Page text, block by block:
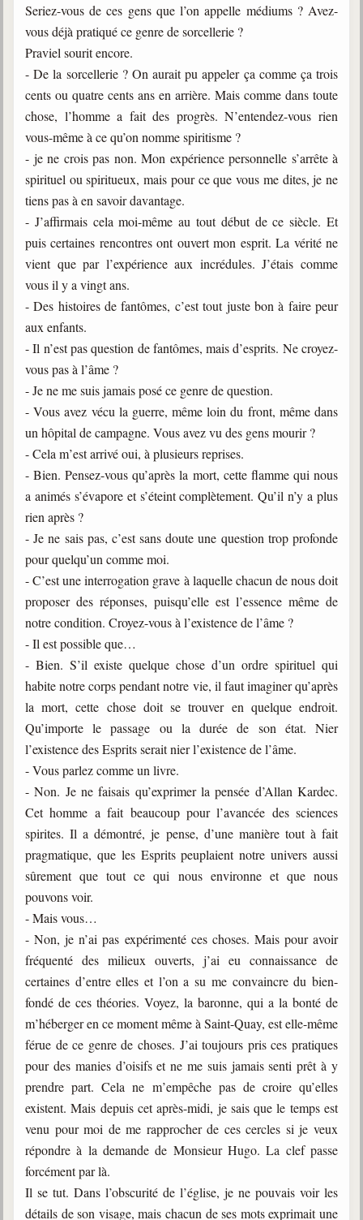
Seriez-vous de ces gens que l’on appelle médiums ? Avez-
vous déjà pratiqué ce genre de sorcellerie ?
Praviel sourit encore.
- De la sorcellerie ? On aurait pu appeler ça comme ça trois
cents ou quatre cents ans en arrière. Mais comme dans toute
chose, l’homme a fait des progrès. N’entendez-vous rien
vous-même à ce qu’on nomme spiritisme ?
- je ne crois pas non. Mon expérience personnelle s’arrête à
spirituel ou spiritueux, mais pour ce que vous me dites, je ne
tiens pas à en savoir davantage.
- J’affirmais cela moi-même au tout début de ce siècle. Et
puis certaines rencontres ont ouvert mon esprit. La vérité ne
vient que par l’expérience aux incrédules. J’étais comme
vous il y a vingt ans.
- Des histoires de fantômes, c’est tout juste bon à faire peur
aux enfants.
- Il n’est pas question de fantômes, mais d’esprits. Ne croyez-
vous pas à l’âme ?
- Je ne me suis jamais posé ce genre de question.
- Vous avez vécu la guerre, même loin du front, même dans
un hôpital de campagne. Vous avez vu des gens mourir ?
- Cela m’est arrivé oui, à plusieurs reprises.
- Bien. Pensez-vous qu’après la mort, cette flamme qui nous
a animés s’évapore et s’éteint complètement. Qu’il n’y a plus
rien après ?
- Je ne sais pas, c’est sans doute une question trop profonde
pour quelqu’un comme moi.
- C’est une interrogation grave à laquelle chacun de nous doit
proposer des réponses, puisqu’elle est l’essence même de
notre condition. Croyez-vous à l’existence de l’âme ?
- Il est possible que…
- Bien. S’il existe quelque chose d’un ordre spirituel qui
habite notre corps pendant notre vie, il faut imaginer qu’après
la mort, cette chose doit se trouver en quelque endroit.
Qu’importe le passage ou la durée de son état. Nier
l’existence des Esprits serait nier l’existence de l’âme.
- Vous parlez comme un livre.
- Non. Je ne faisais qu’exprimer la pensée d’Allan Kardec.
Cet homme a fait beaucoup pour l’avancée des sciences
spirites. Il a démontré, je pense, d’une manière tout à fait
pragmatique, que les Esprits peuplaient notre univers aussi
sûrement que tout ce qui nous environne et que nous
pouvons voir.
- Mais vous…
- Non, je n’ai pas expérimenté ces choses. Mais pour avoir
fréquenté des milieux ouverts, j’ai eu connaissance de
certaines d’entre elles et l’on a su me convaincre du bien-
fondé de ces théories. Voyez, la baronne, qui a la bonté de
m’héberger en ce moment même à Saint-Quay, est elle-même
férue de ce genre de choses. J’ai toujours pris ces pratiques
pour des manies d’oisifs et ne me suis jamais senti prêt à y
prendre part. Cela ne m’empêche pas de croire qu’elles
existent. Mais depuis cet après-midi, je sais que le temps est
venu pour moi de me rapprocher de ces cercles si je veux
répondre à la demande de Monsieur Hugo. La clef passe
forcément par là.
Il se tut. Dans l’obscurité de l’église, je ne pouvais voir les
détails de son visage, mais chacun de ses mots exprimait une